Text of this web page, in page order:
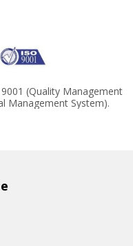
(Quality Management
Management System).